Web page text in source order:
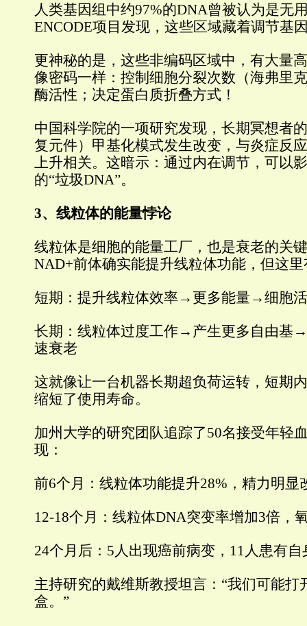
人类基因组中约97%的DNA曾被认为是无
ENCODE项目发现，这些区域藏着调节基
更神秘的是，这些非编码区域中，有大量
像密码一样：控制细胞分裂次数（海弗里
酶活性；决定蛋白质折叠方式！
中国科学院的一项研究发现，长期冥想者
复元件）甲基化模式发生改变，与炎症反
上升相关。这暗示：通过内在调节，可以
的“垃圾DNA”。
3、线粒体的能量悖论
线粒体是细胞的能量工厂，也是衰老的关
NAD+前体确实能提升线粒体功能，但这
短期：提升线粒体效率→更多能量→细胞
长期：线粒体过度工作→产生更多自由基
速衰老
这就像让一台机器长期超负荷运转，短期
缩短了使用寿命。
加州大学的研究团队追踪了50名接受年轻
现：
前6个月：线粒体功能提升28%，精力明显
12-18个月：线粒体DNA突变率增加3倍，
24个月后：5人出现癌前病变，11人患有
主持研究的戴维斯教授坦言：“我们可能打
盒。”